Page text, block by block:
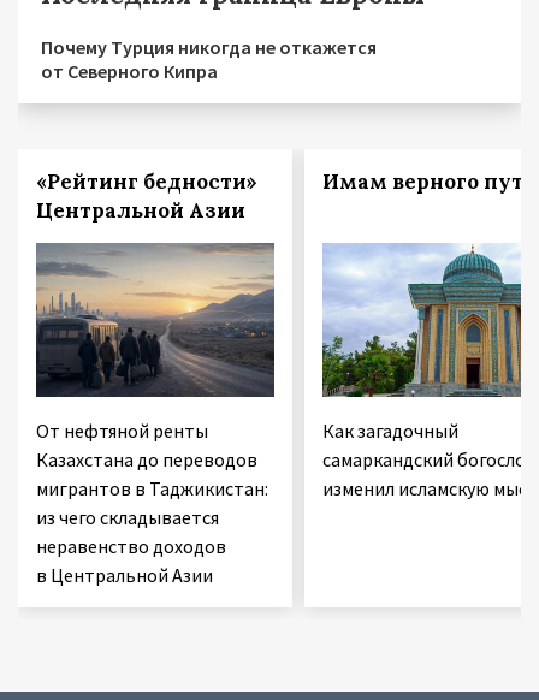
Почему Турция никогда не откажется
от Северного Кипра
«Рейтинг бедности»
Центральной Азии
От нефтяной ренты
Казахстана до переводов
мигрантов в Таджикистан:
из чего складывается
неравенство доходов
в Центральной Азии
Имам верного пути
Как загадочный
самаркандский богослов
изменил исламскую